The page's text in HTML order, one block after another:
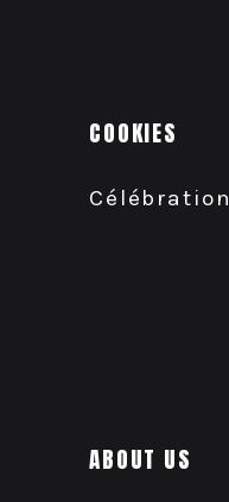
COOKIES
Célébration
ABOUT US